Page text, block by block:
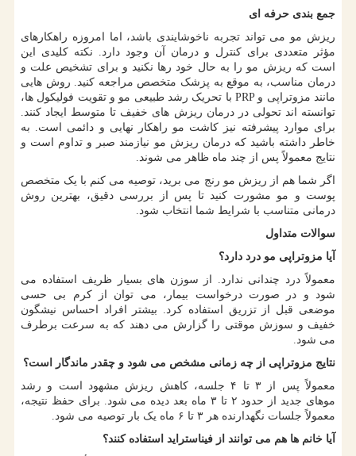
جمع بندی حرفه ای
ریزش مو می تواند تجربه ناخوشایندی باشد، اما امروزه راهکارهای
مؤثر متعددی برای کنترل و درمان آن وجود دارد. نکته کلیدی این
است که ریزش مو را به حال خود رها نکنید و برای تشخیص علت و
درمان مناسب، به موقع به پزشک متخصص مراجعه کنید. روش هایی
مانند مزوتراپی و PRP با تحریک رشد طبیعی مو و تقویت فولیکول ها،
توانسته اند تحولی در درمان ریزش های خفیف تا متوسط ایجاد کنند.
برای موارد پیشرفته نیز کاشت مو راهکار نهایی و دائمی است. به
خاطر داشته باشید که درمان ریزش مو نیازمند صبر و تداوم است و
نتایج معمولاً پس از چند ماه ظاهر می شوند.
اگر شما هم از ریزش مو رنج می برید، توصیه می کنم با یک متخصص
پوست و مو مشورت کنید تا پس از بررسی دقیق، بهترین روش
درمانی متناسب با شرایط شما انتخاب شود.
سوالات متداول
آیا مزوتراپی مو درد دارد؟
معمولاً درد چندانی ندارد. از سوزن های بسیار ظریف استفاده می
شود و در صورت درخواست بیمار، می توان از کرم بی حسی
موضعی قبل از تزریق استفاده کرد. بیشتر افراد احساس نیشگون
خفیف و سوزش موقتی را گزارش می دهند که به سرعت برطرف
می شود.
نتایج مزوتراپی از چه زمانی مشخص می شود و چقدر ماندگار است؟
معمولاً پس از ۳ تا ۴ جلسه، کاهش ریزش مشهود است و رشد
موهای جدید از حدود ۲ تا ۳ ماه بعد دیده می شود. برای حفظ نتیجه،
معمولاً جلسات نگهدارنده هر ۳ تا ۶ ماه یک بار توصیه می شود.
آیا خانم ها هم می توانند از فیناستراید استفاده کنند؟